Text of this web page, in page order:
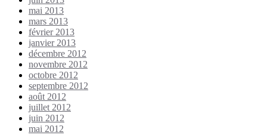
mai 2013
mars 2013
février 2013
janvier 2013
décembre 2012
novembre 2012
octobre 2012
septembre 2012
août 2012
juillet 2012
juin 2012
mai 2012